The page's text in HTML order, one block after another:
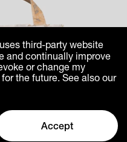
third-party website
and continually improve
or change my
the future. See also our
Accept